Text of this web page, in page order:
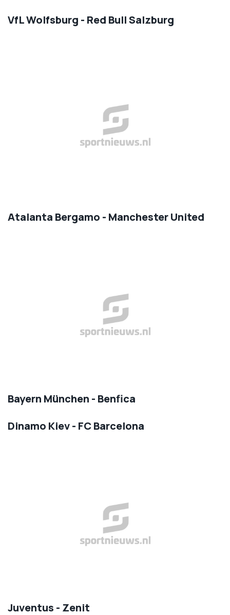
VfL Wolfsburg - Red Bull Salzburg
Atalanta Bergamo - Manchester United
Bayern München - Benfica
Dinamo Kiev - FC Barcelona
Juventus - Zenit